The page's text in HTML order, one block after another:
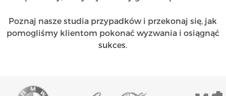
Poznaj nasze studia przypadków i przekonaj się, jak
pomogliśmy klientom pokonać wyzwania i osiągnąć
sukces.